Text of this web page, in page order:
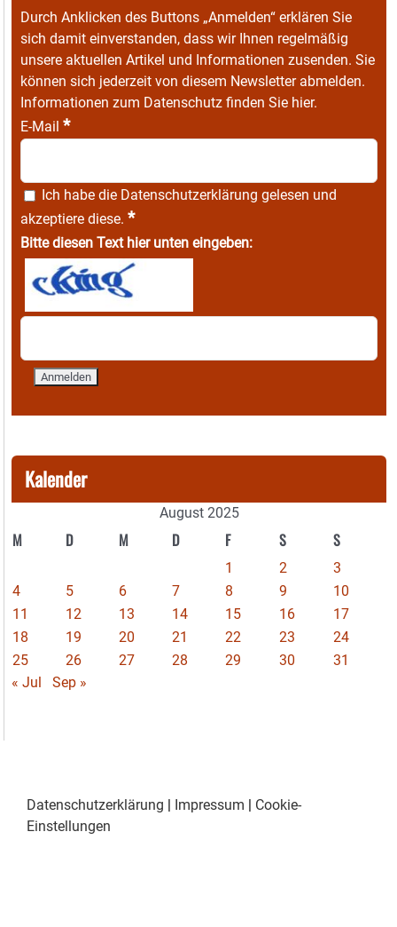
Durch Anklicken des Buttons „Anmelden“ erklären Sie
sich damit einverstanden, dass wir Ihnen regelmäßig
unsere aktuellen Artikel und Informationen zusenden. Sie
können sich jederzeit von diesem Newsletter abmelden.
Informationen zum Datenschutz finden Sie hier.
E-Mail *
Ich habe die Datenschutzerklärung gelesen und
akzeptiere diese. *
Bitte diesen Text hier unten eingeben:
Kalender
August 2025
M D M D F S S
1 2
3
4
5 6 7 8 9
10
11
12 13 14 15 16
17
18
19 20 21 22 23
24
25
26 27 28 29 30
31
« Jul
Sep »
Datenschutzerklärung | Impressum | Cookie-
Einstellungen